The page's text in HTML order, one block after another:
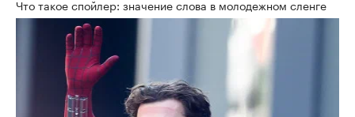
Что такое спойлер: значение слова в молодежном сленге